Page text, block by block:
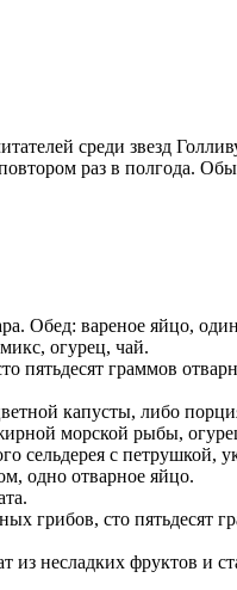
среди звезд
раз в полгода.
Обед: вареное яйцо,
огурец, чай.
пятьдесят граммов
капусты, либо
морской рыбы,
сельдерея с петрушкой,
одно отварное яйцо.
грибов, сто пятьдесят
несладких фруктов и